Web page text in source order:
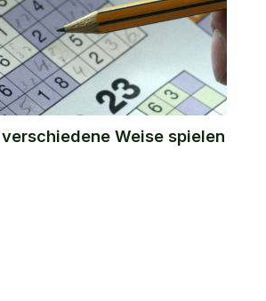
Weise spielen